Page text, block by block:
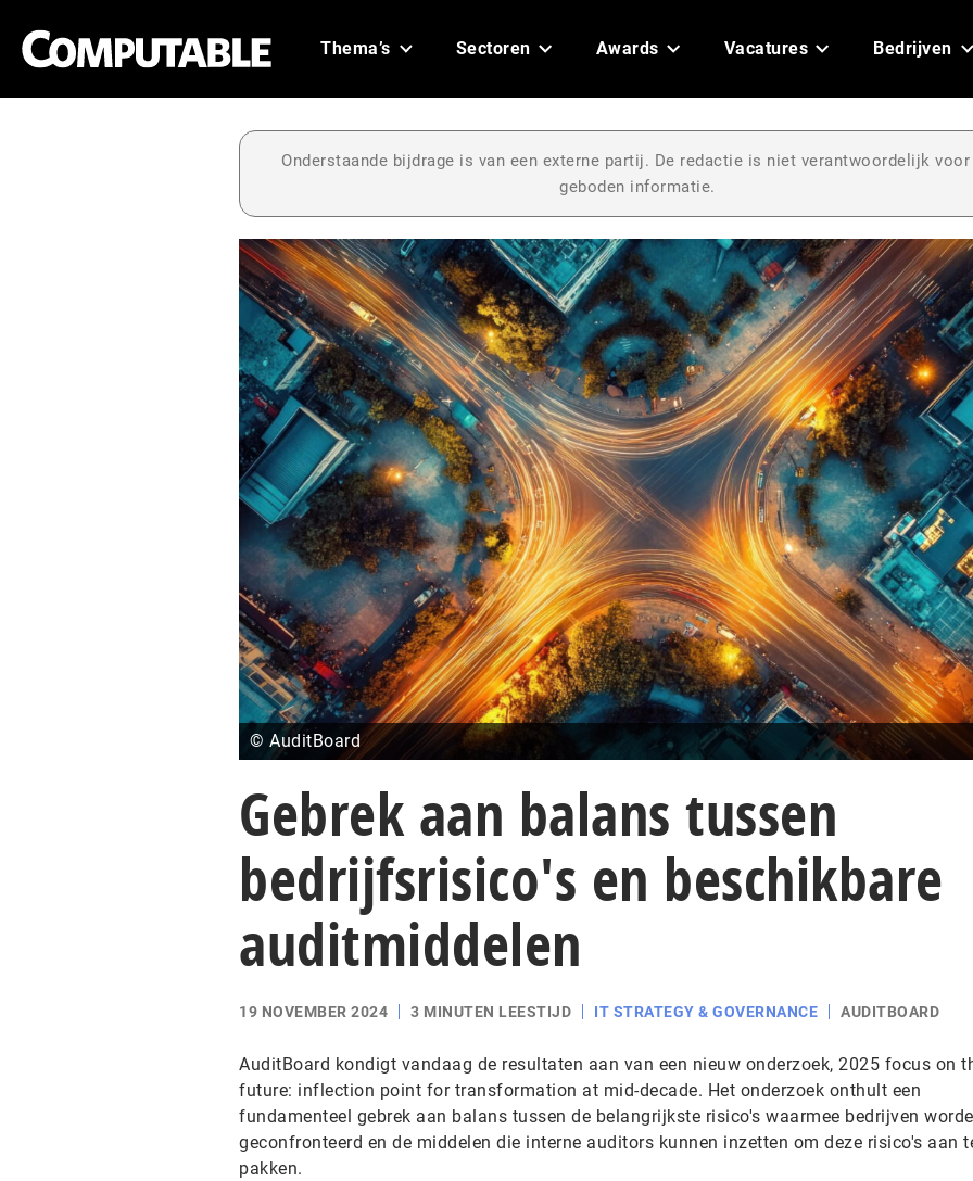
Thema’s Sectoren Awards Vacatures Bedrijven
Onderstaande bijdrage is van een externe partij. De redactie is niet verantwoordelijk voor
geboden informatie.
© AuditBoard
Gebrek aan balans tussen
bedrijfsrisico's en beschikbare
auditmiddelen
19 NOVEMBER 2024 3 MINUTEN LEESTIJD IT STRATEGY & GOVERNANCE AUDITBOARD
AuditBoard kondigt vandaag de resultaten aan van een nieuw onderzoek, 2025 focus on
future: inflection point for transformation at mid-decade. Het onderzoek onthult een
fundamenteel gebrek aan balans tussen de belangrijkste risico's waarmee bedrijven
geconfronteerd en de middelen die interne auditors kunnen inzetten om deze risico's aan
pakken.